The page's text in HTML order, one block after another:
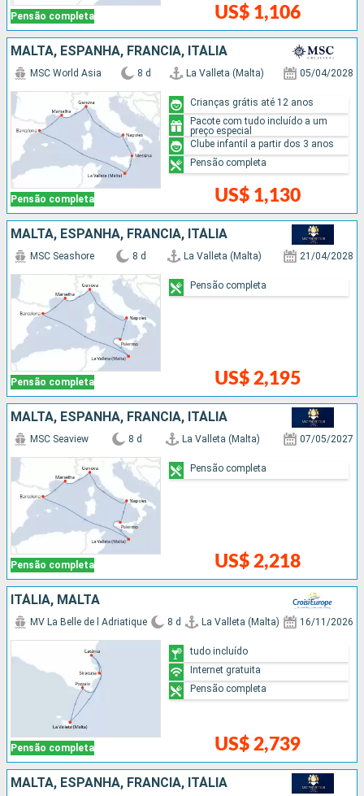
Pensão completa US$ 1,106
MALTA, ESPANHA, FRANCIA, ITÁLIA
Pensão completa
MSC World Asia 8 d La Valleta (Malta) 05/04/2028
US$ 1,130
Crianças grátis até 12 anos
Pacote com tudo incluído a um
preço especial
Clube infantil a partir dos 3 anos
Pensão completa
MALTA, ESPANHA, FRANCIA, ITÁLIA
Pensão completa
MSC Seashore 8 d La Valleta (Malta) 21/04/2028
US$ 2,195
Pensão completa
MALTA, ESPANHA, FRANCIA, ITÁLIA
Pensão completa
MSC Seaview 8 d La Valleta (Malta) 07/05/2027
US$ 2,218
Pensão completa
ITÁLIA, MALTA
Pensão completa
MV La Belle de l Adriatique 8 d La Valleta (Malta) 16/11/2026
US$ 2,739
tudo incluído
Internet gratuita
Pensão completa
MALTA, ESPANHA, FRANCIA, ITÁLIA